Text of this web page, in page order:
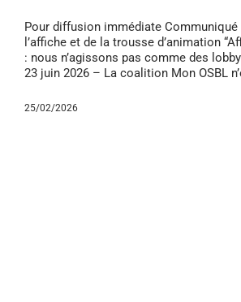
Pour diffusion immédiate Communiqué
l’affiche et de la trousse d’animation
: nous n’agissons pas comme des
23 juin 2026 – La coalition Mon OSBL
25/02/2026